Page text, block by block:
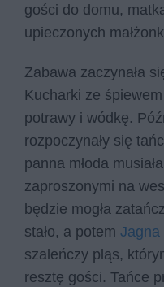
gości do domu,
upieczonych
Zabawa zaczynała
Kucharki ze
potrawy i wódkę.
rozpoczynały się
panna młoda
zaproszonymi na
będzie mogła
stało, a potem Jagna
szaleńczy pląs,
resztę gości. Tańce